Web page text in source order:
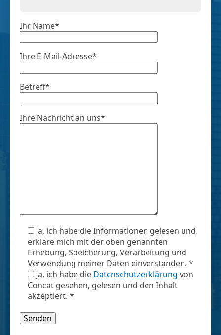
Ihr Name*
Ihre E-Mail-Adresse*
Betreff*
Ihre Nachricht an uns*
Ja, ich habe die Informationen gelesen und
erkläre mich mit der oben genannten
Erhebung, Speicherung, Verarbeitung und
Verwendung meiner Daten einverstanden. *
Ja, ich habe die Datenschutzerklärung von
Concat gesehen, gelesen und den Inhalt
akzeptiert. *